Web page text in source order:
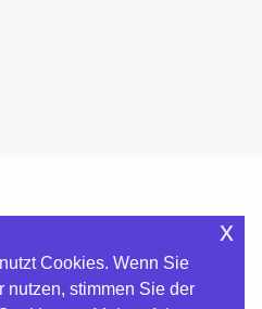
Cookies. Wenn Sie
nutzen, stimmen Sie der
x